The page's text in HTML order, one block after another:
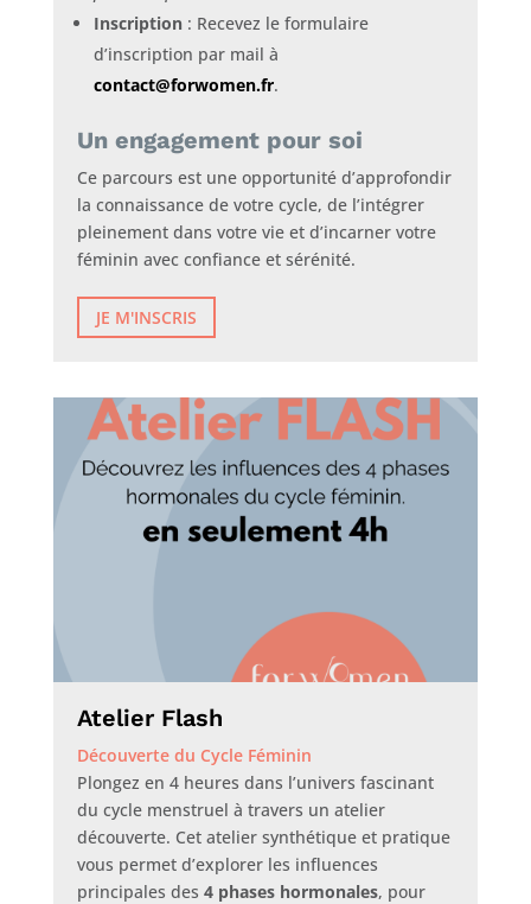
Inscription: Recevez le formulaire
d’inscription par mail à
contact@forwomen.fr.
Un engagement pour soi
Ce parcours est une opportunité d’approfondir
la connaissance de votre cycle, de l’intégrer
pleinement dans votre vie et d’incarner votre
féminin avec confiance et sérénité.
JE M'INSCRIS
Atelier Flash
Découverte du Cycle Féminin
Plongez en 4 heures dans l’univers fascinant
du cycle menstruel à travers un atelier
découverte. Cet atelier synthétique et pratique
vous permet d’explorer les influences
principales des 4 phases hormonales, pour